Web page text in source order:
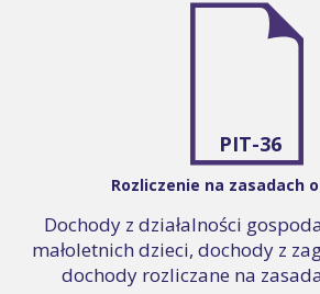
PIT-36
Rozliczenie na zasadach
Dochody z działalności
małoletnich dzieci, dochody z
dochody rozliczane na